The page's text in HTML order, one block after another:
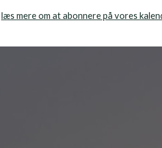
læs mere om at abonnere på vores